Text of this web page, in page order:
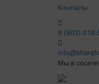
Контакты
8 (903)
Мы в